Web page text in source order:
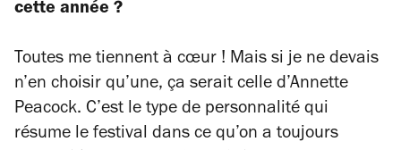
cette année ?
Toutes me tiennent à cœur ! Mais si je ne devais
n’en choisir qu’une, ça serait celle d’Annette
Peacock. C’est le type de personnalité qui
résume le festival dans ce qu’on a toujours